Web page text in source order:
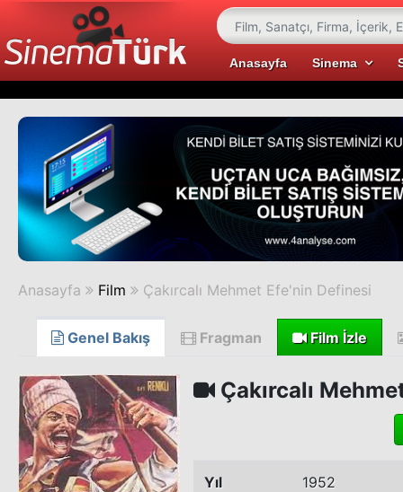
Anasayfa Sinema
Anasayfa Film Çakırcalı Mehmet Efe'nin Definesi
Genel Bakış Fragman Film İzle
Çakırcalı
Yıl 1952